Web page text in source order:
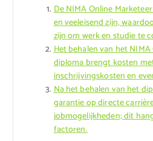
De NIMA Online
en veeleisend zijn,
zijn om werk en studie te
Het behalen van het
diploma brengt kosten
inschrijvingskosten en
Na het behalen van het
garantie op directe
jobmogelijkheden; dit
factoren.